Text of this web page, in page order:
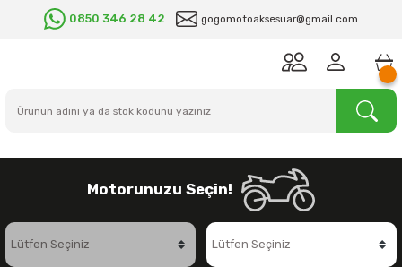
0850 346 28 42 gogomotoaksesuar@gmail.com
Motorunuzu Seçin!